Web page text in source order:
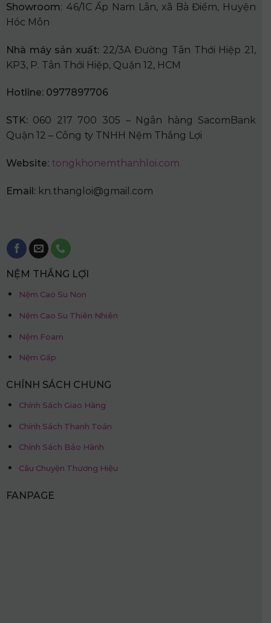
Showroom: 46/1C Ấp Nam Lân, xã Bà Điểm, Huyện
Hóc Môn
Nhà máy sản xuất: 22/3A Đường Tân Thới Hiệp 21,
KP3, P. Tân Thới Hiệp, Quận 12, HCM
Hotline: 0977897706
STK:060 217 700 305 – Ngân hàng SacomBank
Quận 12 – Công ty TNHH Nệm Thắng Lợi
Website: tongkhonemthanhloi.com
Email:kn.thangloi@gmail.com
NỆM THẮNG LỢI
Nệm Cao Su Non
Nệm Cao Su Thiên Nhiên
Nệm Foam
Nệm Gấp
CHÍNH SÁCH CHUNG
Chính Sách Giao Hàng
Chính Sách Thanh Toán
Chính Sách Bảo Hành
Câu Chuyện Thương Hiệu
FANPAGE